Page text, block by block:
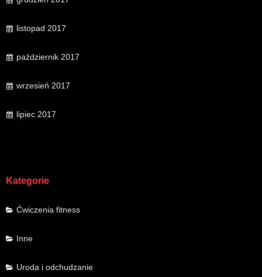
listopad 2017
październik 2017
wrzesień 2017
lipiec 2017
Kategorie
Ćwiczenia fitness
Inne
Uroda i odchudzanie